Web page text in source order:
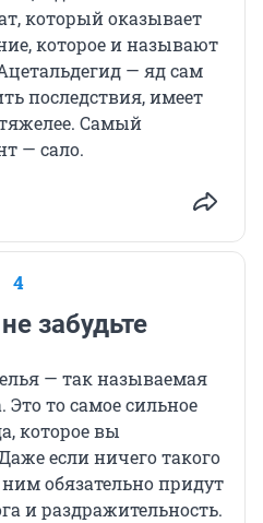
который оказывает
которое и называют
— яд сам
последствия, имеет
Самый
— сало.
4
забудьте
— так называемая
Это то самое сильное
которое вы
если ничего такого
обязательно придут
и раздражительность.